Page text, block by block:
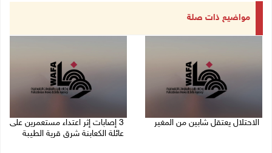
مواضيع ذات صلة
الاحتلال يعتقل شابين من المغير
‏3 إصابات إثر اعتداء مستعمرين على
عائلة الكعابنة شرق قرية الطيبة